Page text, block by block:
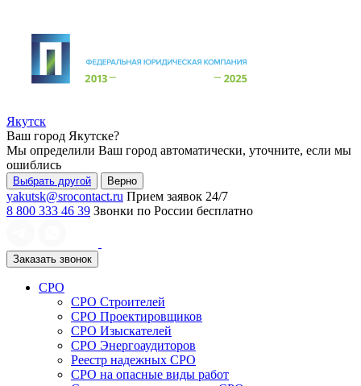
Якутск
Ваш город Якутске?
Мы определили Ваш город автоматически, уточните, если мы
ошиблись
Выбрать другой Верно
yakutsk@srocontact.ru Прием заявок 24/7
8 800 333 46 39 Звонки по России бесплатно
Заказать звонок
СРО
СРО Строителей
СРО Проектировщиков
СРО Изыскателей
СРО Энергоаудиторов
Реестр надежных СРО
СРО на опасные виды работ